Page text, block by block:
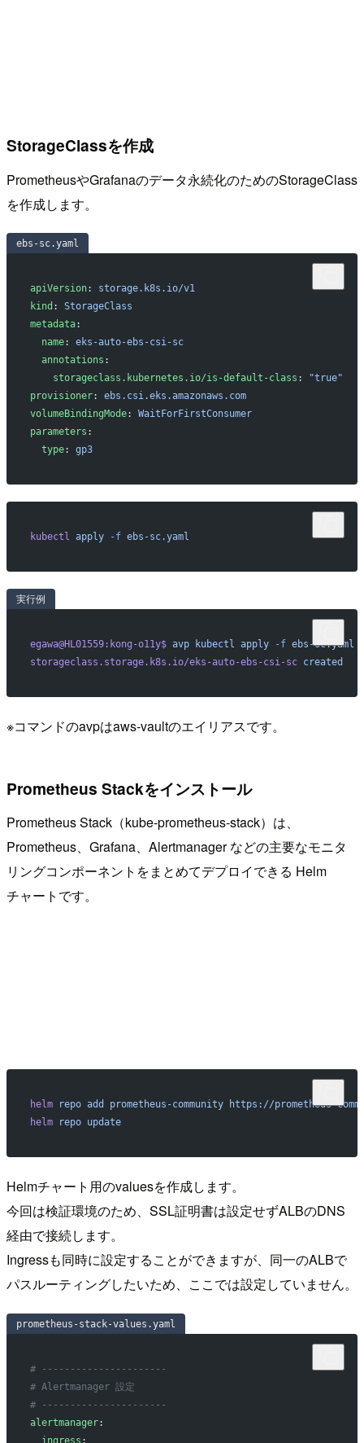
StorageClassを作成
PrometheusやGrafanaのデータ永続化のためのStorageClass
を作成します。
ebs-sc.yaml
apiVersion: storage.k8s.io/v1
kind : StorageClass
metadata:
  name
: eks-auto-ebs-csi-sc
  annotations
:
    storageclass.kubernetes.io/is-default-class
:
"true"
provisioner: ebs.csi.eks.amazonaws.com
volumeBindingMode: WaitForFirstConsumer
parameters :
  type
: gp3
kubectl apply -f ebs-sc.yaml
実行例
egawa@HL01559:kong-o11y$ avp kubectl apply -f ebs-sc.yaml
storageclass.storage.k8s.io/eks-auto-ebs-csi-sc created
※コマンドのavpはaws-vaultのエイリアスです。
Prometheus Stackをインストール
Prometheus Stack（kube-prometheus-stack）は、
Prometheus、Grafana、Alertmanager などの主要なモニタ
リングコンポーネントをまとめてデプロイできる Helm
チャートです。
helm repo add prometheus-community https://prometheus-
helm repo update
Helmチャート用のvaluesを作成します。
今回は検証環境のため、SSL証明書は設定せずALBのDNS
経由で接続します。
Ingressも同時に設定することができますが、同一のALBで
パスルーティングしたいため、ここでは設定していません。
prometheus-stack-values.yaml
# ----------------------
# Alertmanager 設定
# ----------------------
alertmanager:
  ingress
: